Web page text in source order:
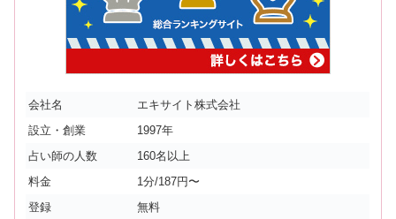
会社名
エキサイト株式会社
設立・創業
1997年
占い師の人数
160名以上
料金
1分/187円〜
登録
無料